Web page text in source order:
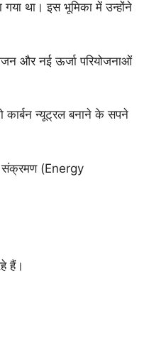
था। इस भूमिका में उन्होंने
और नई ऊर्जा परियोजनाओं
कार्बन न्यूट्रल बनाने के सपने
संक्रमण (Energy
हैं।